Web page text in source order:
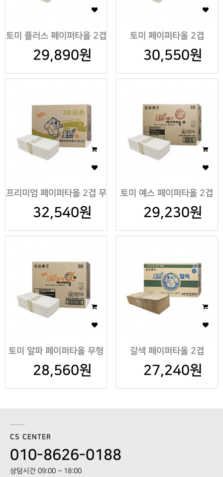
토미 플러스 페이퍼타올 2겹
절약형
29,890원
토미 페이퍼타올 2겹
30,550원
프리미엄 페이퍼타올 2겹 무
형광
32,540원
토미 예스 페이퍼타올 2겹
절약형
29,230원
토미 알파 페이퍼타올 무형
광 2겹
28,560원
갈색 페이퍼타올 2겹
27,240원
CS CENTER
010-8626-0188
상담시간 09:00 ~ 18:00